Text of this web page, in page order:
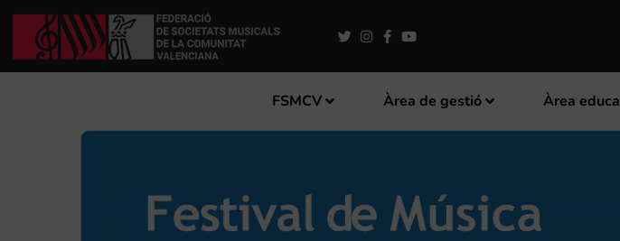
FSMCV Àrea de gestió Àrea